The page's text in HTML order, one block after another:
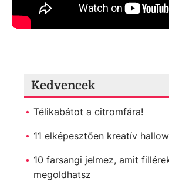
Kedvencek
Télikabátot a citromfára!
11 elképesztően kreatív
10 farsangi jelmez, amit
megoldhatsz